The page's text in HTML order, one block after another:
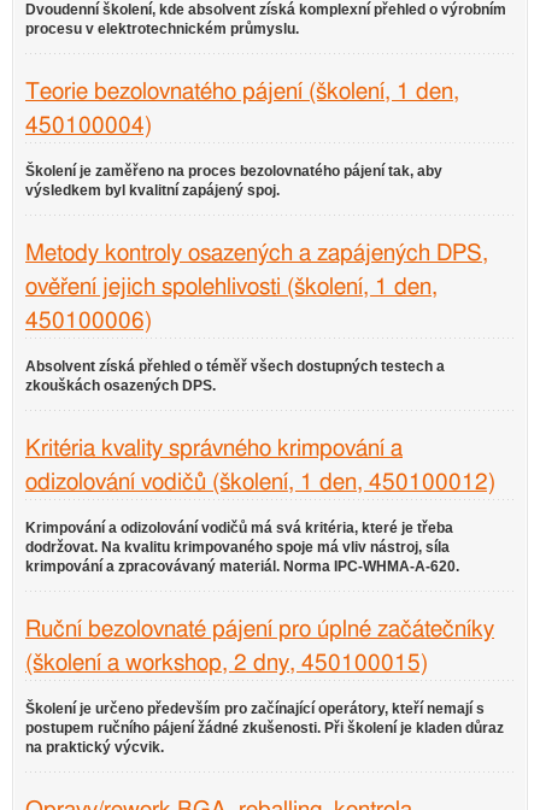
Dvoudenní školení, kde absolvent získá komplexní přehled o výrobním
procesu v elektrotechnickém průmyslu.
Teorie bezolovnatého pájení (školení, 1 den,
450100004)
Školení je zaměřeno na proces bezolovnatého pájení tak, aby
výsledkem byl kvalitní zapájený spoj.
Metody kontroly osazených a zapájených DPS,
ověření jejich spolehlivosti (školení, 1 den,
450100006)
Absolvent získá přehled o téměř všech dostupných testech a
zkouškách osazených DPS.
Kritéria kvality správného krimpování a
odizolování vodičů (školení, 1 den, 450100012)
Krimpování a odizolování vodičů má svá kritéria, které je třeba
dodržovat. Na kvalitu krimpovaného spoje má vliv nástroj, síla
krimpování a zpracovávaný materiál. Norma IPC-WHMA-A-620.
Ruční bezolovnaté pájení pro úplné začátečníky
(školení a workshop, 2 dny, 450100015)
Školení je určeno především pro začínající operátory, kteří nemají s
postupem ručního pájení žádné zkušenosti. Při školení je kladen důraz
na praktický výcvik.